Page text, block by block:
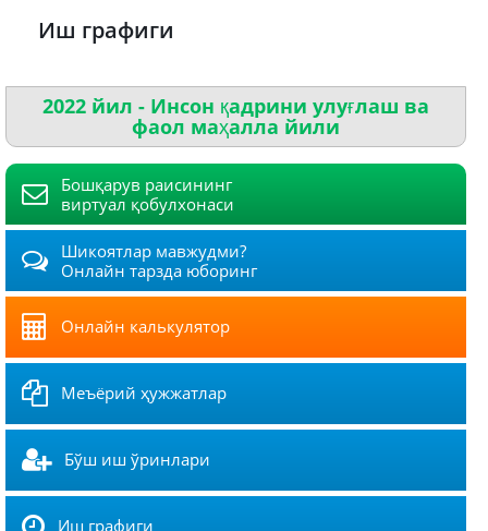
Иш графиги
2022 йил - Инсон қадрини улуғлаш ва
фаол маҳалла йили
Бошқарув раисининг
виртуал қобулхонаси
Шикоятлар мавжудми?
Онлайн тарзда юборинг
Онлайн калькулятор
Меъёрий ҳужжатлар
Бўш иш ўринлари
Иш графиги